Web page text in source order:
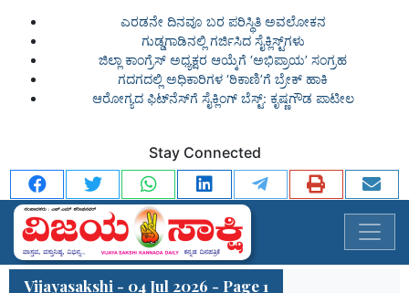
ಎರಡನೇ ದಿನವೂ ಬರ ಪರಿಸ್ಥಿತಿ ಅವಲೋಕನ
ಗುಡ್ಡಗಾಡಿನಲ್ಲಿ ಗರ್ಜಿಸಿದ ಸೈಕ್ಲಿಸ್ಟ್‌ಗಳು
ಜಿಲ್ಲಾ ಕಾಂಗ್ರೆಸ್ ಅಧ್ಯಕ್ಷರ ಆಯ್ಕೆಗೆ ‘ಅಭಿಪ್ರಾಯ’ ಸಂಗ್ರಹ
ಗದಗದಲ್ಲಿ ಅಧಿಕಾರಿಗಳ ‘ಠಿಕಾಣಿ’ಗೆ ಬ್ರೇಕ್ ಹಾಕಿ
ಆರೋಗ್ಯದ ಫಿಟ್‌ನೆಸ್‌ಗೆ ಸೈಕ್ಲಿಂಗ್ ಬೆಸ್ಟ್: ಕೃಷ್ಣಗೌಡ ಪಾಟೀಲ
Stay Connected
Vijayasakshi - 04 Jul 2026 - Page 1